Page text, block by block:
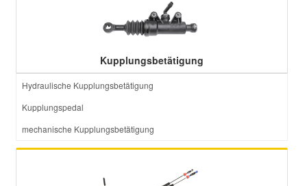
Kupplungsbetätigung
Hydraulische Kupplungsbetätigung
Kupplungspedal
mechanische Kupplungsbetätigung
Smart Ersatzteile
Suzuki Ersatzteile
Toyota Ersatzteile